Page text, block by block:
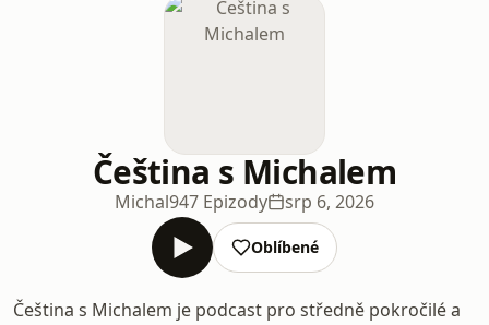
Čeština s Michalem
Michal947 Epizody srp 6, 2026
Oblíbené
Čeština s Michalem je podcast pro středně pokročilé a